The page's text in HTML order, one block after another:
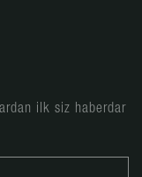
ilk siz haberdar